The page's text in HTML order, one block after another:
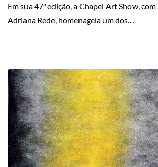
Em sua 47ª edição, a Chapel Art Show,
Adriana Rede, homenageia um dos…